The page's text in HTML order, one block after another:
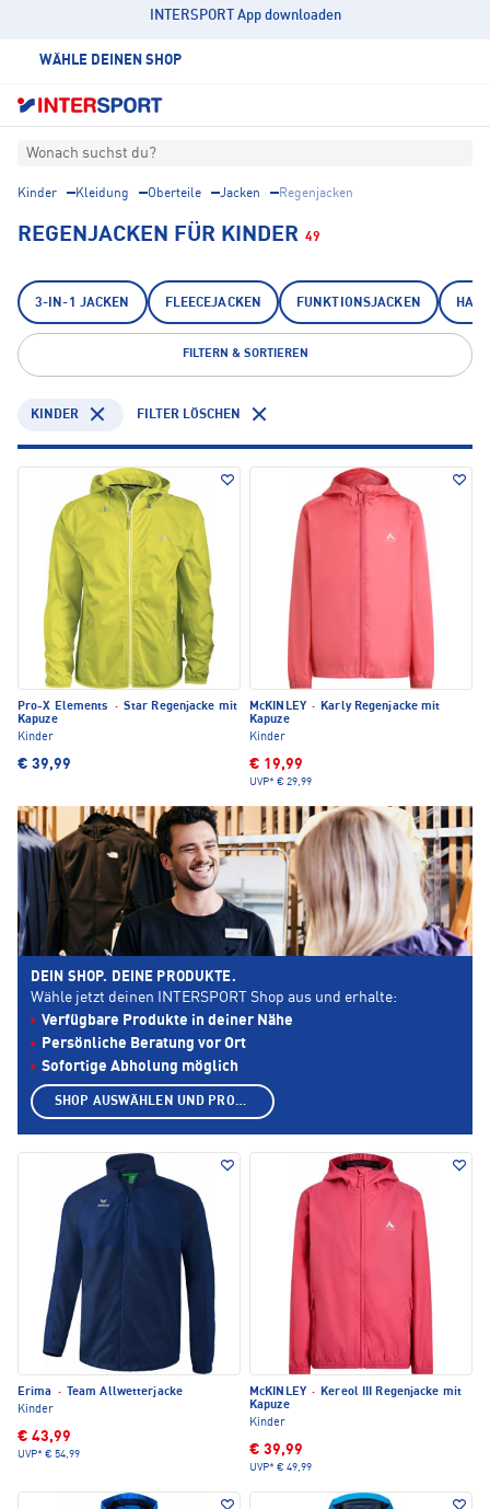
INTERSPORT App downloaden
WÄHLE DEINEN SHOP
Wonach suchst du?
Kinder Kleidung Oberteile Jacken Regenjacken
REGENJACKEN FÜR KINDER 49
3-IN-1 JACKEN FLEECEJACKEN FUNKTIONSJACKEN
FILTERN & SORTIEREN
KINDER FILTER LÖSCHEN
Pro-X Elements · Star Regenjacke mit
Kapuze
Kinder
€ 39,99
McKINLEY ·
Karly Regenjacke mit
Kapuze
Kinder
€ 19,99
UVP* € 29,99
Erima ·
Team Allwetterjacke
Kinder
€ 43,99
UVP* € 54,99
McKINLEY · Kereol III Regenjacke mit
Kapuze
Kinder
€ 39,99
UVP* € 49,99
DEIN SHOP. DEINE PRODUKTE.
Wähle jetzt deinen INTERSPORT Shop aus und erhalte:
Verfügbare Produkte in deiner Nähe
Persönliche Beratung vor Ort
Sofortige Abholung möglich
SHOP AUSWÄHLEN UND PRODUKTE ANZEIGEN